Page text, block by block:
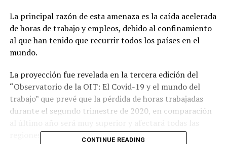
La principal razón de esta amenaza es la caída acelerada
de horas de trabajo y empleos, debido al confinamiento
al que han tenido que recurrir todos los países en el
mundo.
La proyección fue revelada en la tercera edición del
“Observatorio de la OIT: El Covid-19 y el mundo del
trabajo” que prevé que la pérdida de horas trabajadas
durante el segundo trimestre de 2020, en comparación
regiones del mundo.CONTINUE READING